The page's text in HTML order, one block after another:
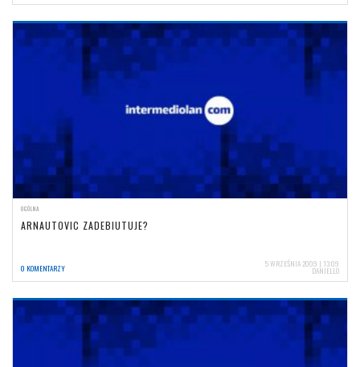
OGÓLNA
ARNAUTOVIC ZADEBIUTUJE?
0 KOMENTARZY 5 WRZEŚNIA 2009 | 13:09
DANIELLO